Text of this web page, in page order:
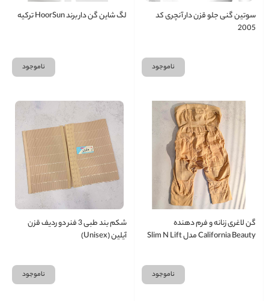
سوتین گنی جلو قزن دار آنچری کد
2005
ناموجود
لگ شاین گن دار برند HoorSun ترکیه
ناموجود
گن لاغری زنانه و فرم‌ دهنده
California Beauty مدل Slim N Lift
ناموجود
شکم بند طبی 3 فنر دو ردیف قزن
آیلین (Unisex)
ناموجود